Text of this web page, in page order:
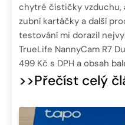
chytré čističky vzduchu,
zubní kartáčky a další
testování mi dorazil
TrueLife NannyCam R7
499 Kč s DPH a obsah
>>Přečíst celý